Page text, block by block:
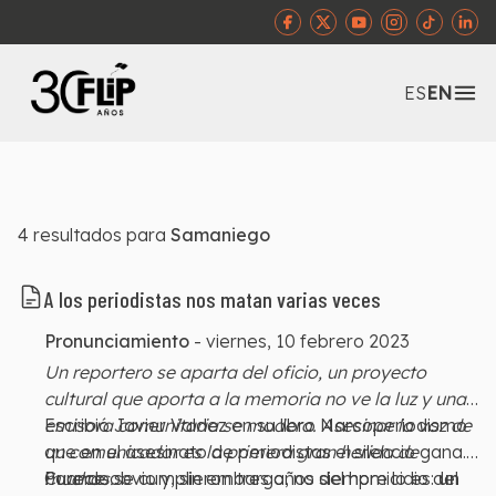
ESEN
4 resultados para Samaniego
A los periodistas nos matan varias veces
Pronunciamiento - viernes, 10 febrero 2023
Un reportero se aparta del oficio, un proyecto
cultural que aporta a la memoria no ve la luz y una
emisora comunitaria se modera. Asesinar la voz de
un comunicador es la primera gran herida de
muchas.
Escribió Javier Valdez en su libro Narcoperiodismo
que en el asesinato de periodistas el silencio gana.
Cuando se cumplieron tres años del homicidio del
Parece obvio y, sin embargo, no siempre lo es:un